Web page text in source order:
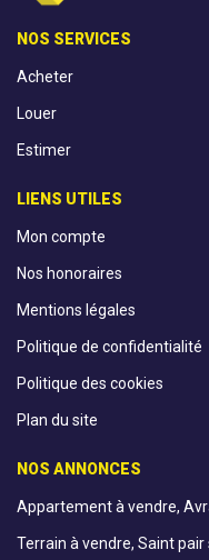
NOS SERVICES
Acheter
Louer
Estimer
LIENS UTILES
Mon compte
Nos honoraires
Mentions légales
Politique de confidentialité
Politique des cookies
Plan du site
NOS ANNONCES
Appartement à vendre,
Terrain à vendre, Saint